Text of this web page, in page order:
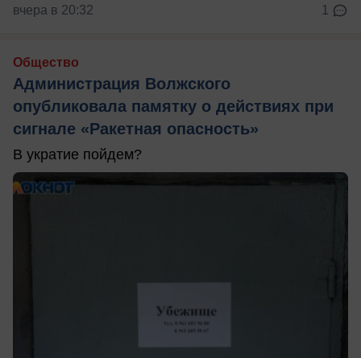
вчера в 20:32 1
Общество
Администрация Волжского
опубликовала памятку о действиях при
сигнале «Ракетная опасность»
В укратие пойдем?